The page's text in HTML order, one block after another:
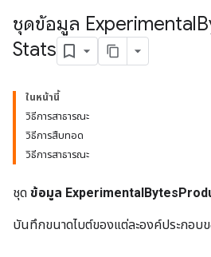
ชุดข้อมูล Experimental
Stats
ในหน้านี้
วิธีการสาธารณะ
วิธีการสืบทอด
วิธีการสาธารณะ
ชุด ข้อมูล
บันทึกขนาดไบต์ของแต่ละองค์ประกอบ